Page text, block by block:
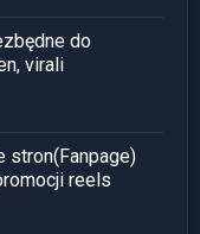
do
virali
stron(Fanpage)
reels